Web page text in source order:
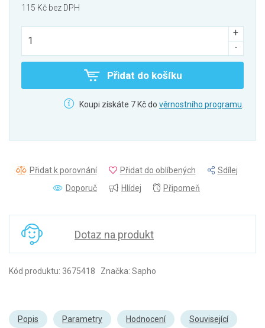
115 Kč bez DPH
Přidat do košíku
Koupi získáte 7 Kč do věrnostního programu
Přidat k porovnání Přidat do oblíbených
Sdílej
Doporuč
Hlídej Připomeň
Dotaz na produkt
Kód produktu: 3675418 Značka: Sapho
Popis Parametry Hodnocení Související